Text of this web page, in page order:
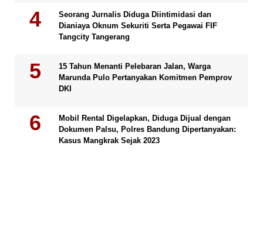
Seorang Jurnalis Diduga Diintimidasi dan
Dianiaya Oknum Sekuriti Serta Pegawai FIF
Tangcity Tangerang
15 Tahun Menanti Pelebaran Jalan, Warga
Marunda Pulo Pertanyakan Komitmen Pemprov
DKI
Mobil Rental Digelapkan, Diduga Dijual dengan
Dokumen Palsu, Polres Bandung Dipertanyakan:
Kasus Mangkrak Sejak 2023